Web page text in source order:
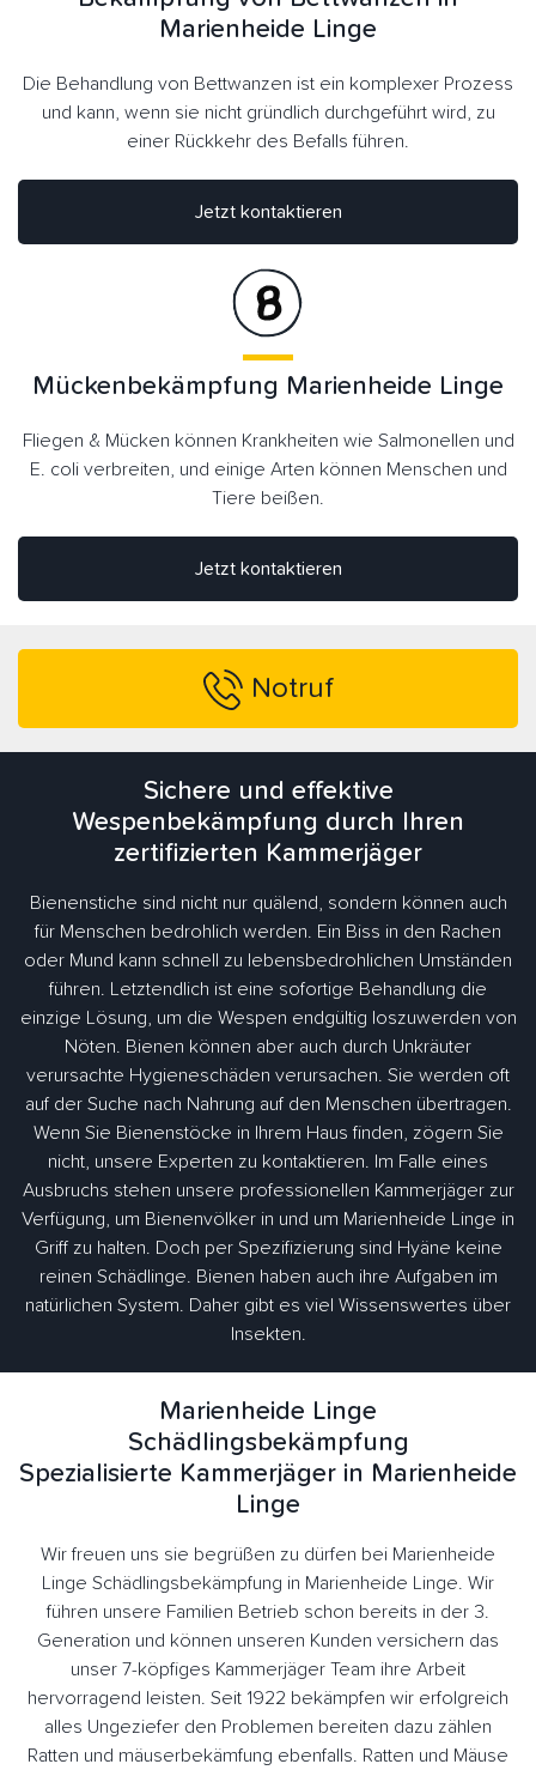
Marienheide Linge
Die Behandlung von Bettwanzen ist ein komplexer Prozess
und kann, wenn sie nicht gründlich durchgeführt wird, zu
einer Rückkehr des Befalls führen.
Jetzt kontaktieren
Jetzt kontaktieren
Mückenbekämpfung Marienheide Linge
Fliegen & Mücken können Krankheiten wie Salmonellen und
E. coli verbreiten, und einige Arten können Menschen und
Tiere beißen.
Notruf
Sichere und effektive
Wespenbekämpfung durch Ihren
zertifizierten Kammerjäger
Bienenstiche sind nicht nur quälend, sondern können auch
für Menschen bedrohlich werden. Ein Biss in den Rachen
oder Mund kann schnell zu lebensbedrohlichen Umständen
führen. Letztendlich ist eine sofortige Behandlung die
einzige Lösung, um die Wespen endgültig loszuwerden von
Nöten. Bienen können aber auch durch Unkräuter
verursachte Hygieneschäden verursachen. Sie werden oft
auf der Suche nach Nahrung auf den Menschen übertragen.
Wenn Sie Bienenstöcke in Ihrem Haus finden, zögern Sie
nicht, unsere Experten zu kontaktieren. Im Falle eines
Ausbruchs stehen unsere professionellen Kammerjäger zur
Verfügung, um Bienenvölker in und um Marienheide Linge in
Griff zu halten. Doch per Spezifizierung sind Hyäne keine
reinen Schädlinge. Bienen haben auch ihre Aufgaben im
natürlichen System. Daher gibt es viel Wissenswertes über
Insekten.
Marienheide Linge
Schädlingsbekämpfung
Spezialisierte Kammerjäger in Marienheide
Linge
Wir freuen uns sie begrüßen zu dürfen bei Marienheide
Linge Schädlingsbekämpfung in Marienheide Linge. Wir
führen unsere Familien Betrieb schon bereits in der 3.
Generation und können unseren Kunden versichern das
unser 7-köpfiges Kammerjäger Team ihre Arbeit
hervorragend leisten. Seit 1922 bekämpfen wir erfolgreich
alles Ungeziefer den Problemen bereiten dazu zählen
Ratten und mäuserbekämfung ebenfalls. Ratten und Mäuse